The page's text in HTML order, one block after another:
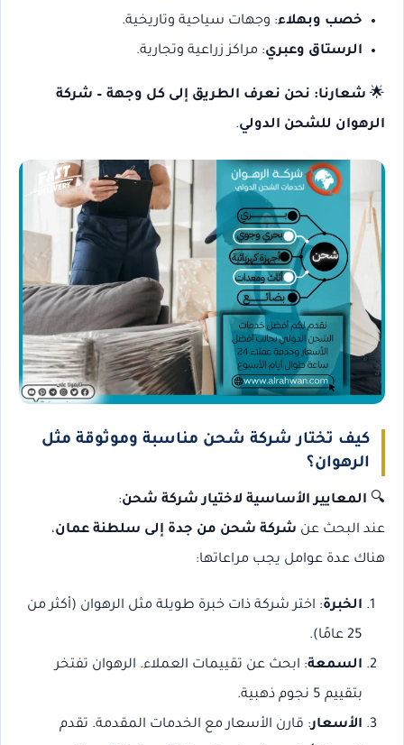
خصب وبهلاء: وجهات سياحية وتاريخية.
الرستاق وعبري: مراكز زراعية وتجارية.
🌟 شعارنا: نحن نعرف الطريق إلى كل وجهة – شركة
الرهوان للشحن الدولي.
كيف تختار شركة شحن مناسبة وموثوقة مثل
الرهوان؟
🔍 المعايير الأساسية لاختيار شركة شحن:
عند البحث عن شركة شحن من جدة إلى سلطنة عمان،
هناك عدة عوامل يجب مراعاتها:
الخبرة: اختر شركة ذات خبرة طويلة مثل الرهوان (أكثر من
25 عامًا).
السمعة: ابحث عن تقييمات العملاء. الرهوان تفتخر
بتقييم 5 نجوم ذهبية.
الأسعار: قارن الأسعار مع الخدمات المقدمة. تقدم